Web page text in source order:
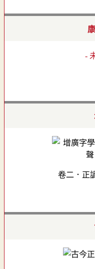
-
卷二．正